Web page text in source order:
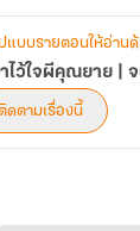
จบ
แล้ว
แบบรายตอนให้อ่าน
ไว้ใจผีคุณยาย |
ดตามเรื่องนี้